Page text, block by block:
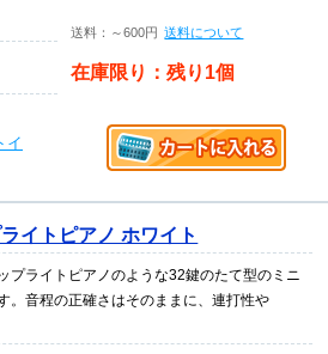
イ
送料：～600円 送料について
在庫限り：残り1個
イトピアノ ホワイト
プライトピアノのような32鍵のたて型のミニ
。音程の正確さはそのままに、連打性や